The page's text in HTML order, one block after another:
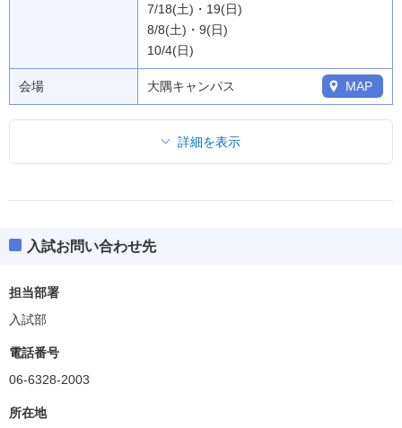
7/18(土)・19(日)
8/8(土)・9(日)
10/4(日)
会場 大隅キャンパス MAP
詳細を表示
入試お問い合わせ先
担当部署
入試部
電話番号
06-6328-2003
所在地